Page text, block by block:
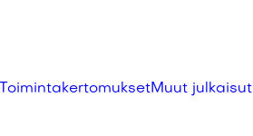
ToimintakertomuksetMuut julkaisut